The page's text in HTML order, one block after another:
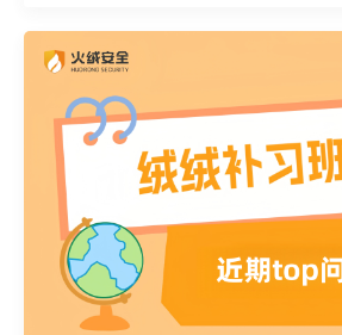
其利用经合法签名的 Adlice TrueSight 驱
据内置的212个安全软件映像名在内核层
程，规避用户态终端检测与响应（EDR
时，通过注册表写入、创建伪装为
任务（以 SYSTEM 权限每分钟触发一次
PowerShell 脚本，构建多重冗余的持久
thumbs!Edge为功能完备的远控后门，
控制（C2）服务器地址
条指令，覆盖下载执行、插件加载、
破坏性清理等操作。目前，火绒安全产
的拦截与查杀。